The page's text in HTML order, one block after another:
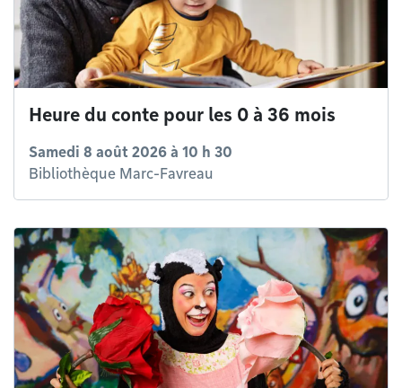
Heure du conte pour les 0 à 36 mois
Samedi 8 août 2026 à 10 h 30
Bibliothèque Marc-Favreau